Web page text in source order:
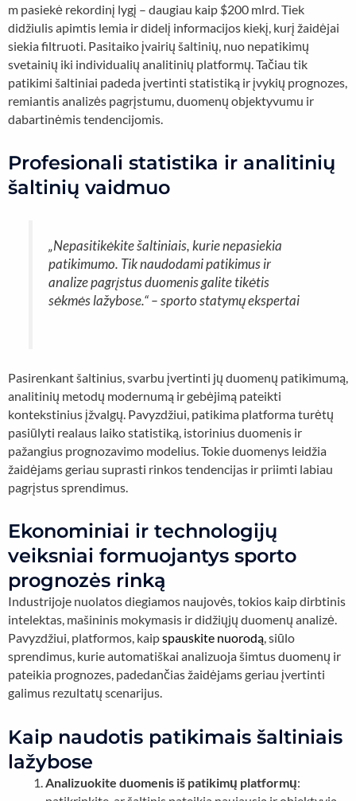
m pasiekė rekordinį lygį – daugiau kaip $200 mlrd. Tiek
didžiulis apimtis lemia ir didelį informacijos kiekį, kurį žaidėjai
siekia filtruoti. Pasitaiko įvairių šaltinių, nuo nepatikimų
svetainių iki individualių analitinių platformų. Tačiau tik
patikimi šaltiniai padeda įvertinti statistiką ir įvykių prognozes,
remiantis analizės pagrįstumu, duomenų objektyvumu ir
dabartinėmis tendencijomis.
Profesionali statistika ir analitinių
šaltinių vaidmuo
„Nepasitikėkite šaltiniais, kurie nepasiekia
patikimumo. Tik naudodami patikimus ir
analize pagrįstus duomenis galite tikėtis
sėkmės lažybose.“ – sporto statymų ekspertai
Pasirenkant šaltinius, svarbu įvertinti jų duomenų patikimumą,
analitinių metodų modernumą ir gebėjimą pateikti
kontekstinius įžvalgų. Pavyzdžiui, patikima platforma turėtų
pasiūlyti realaus laiko statistiką, istorinius duomenis ir
pažangius prognozavimo modelius. Tokie duomenys leidžia
žaidėjams geriau suprasti rinkos tendencijas ir priimti labiau
pagrįstus sprendimus.
Ekonominiai ir technologijų
veiksniai formuojantys sporto
prognozės rinką
Industrijoje nuolatos diegiamos naujovės, tokios kaip dirbtinis
intelektas, mašininis mokymasis ir didžiųjų duomenų analizė.
Pavyzdžiui, platformos, kaipspauskite nuorodą, siūlo
sprendimus, kurie automatiškai analizuoja šimtus duomenų ir
pateikia prognozes, padedančias žaidėjams geriau įvertinti
galimus rezultatų scenarijus.
Kaip naudotis patikimais šaltiniais
lažybose
Analizuokite duomenis iš patikimų platformų: